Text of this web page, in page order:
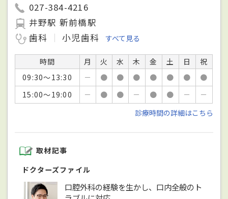
027-384-4216
井野駅 新前橋駅
歯科
小児歯科 すべて見る
時間 月 火 水 木 金 土 日
祝
09:30～13:30
－ ● ● ● ● ● ●
●
15:00～19:00
－ ● ● － ● ● －
－
診療時間の詳細はこちら
取材記事
ドクターズファイル
口腔外科の経験を生かし、口内全般のト